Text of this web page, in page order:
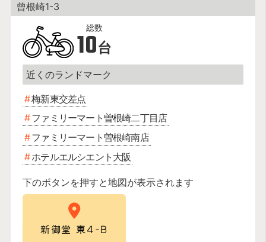
曾根崎1-3
10台
梅新東交差点
ファミリーマート曽根崎二丁目店
ファミリーマート曽根崎南店
ホテルエルシエント大阪
下のボタンを押すと地図が表示されます
新御堂 東4-B